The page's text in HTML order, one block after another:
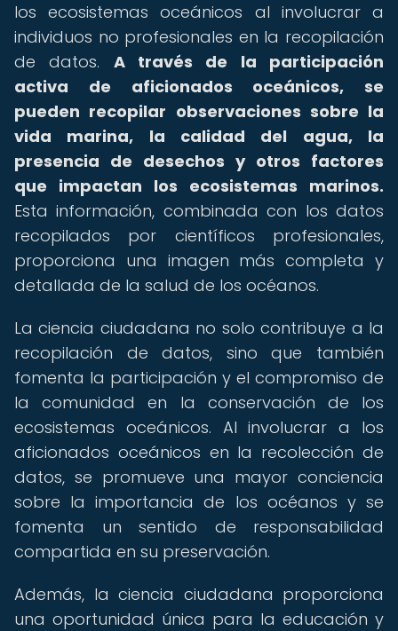
los ecosistemas oceánicos al involucrar a
individuos no profesionales en la recopilación
de datos. A través de la participación
activa de aficionados oceánicos, se
pueden recopilar observaciones sobre la
vida marina, la calidad del agua, la
presencia de desechos y otros factores
que impactan los ecosistemas marinos.
Esta información, combinada con los datos
recopilados por científicos profesionales,
proporciona una imagen más completa y
detallada de la salud de los océanos.
La ciencia ciudadana no solo contribuye a la
recopilación de datos, sino que también
fomenta la participación y el compromiso de
la comunidad en la conservación de los
ecosistemas oceánicos. Al involucrar a los
aficionados oceánicos en la recolección de
datos, se promueve una mayor conciencia
sobre la importancia de los océanos y se
fomenta un sentido de responsabilidad
compartida en su preservación.
Además, la ciencia ciudadana proporciona
una oportunidad única para la educación y